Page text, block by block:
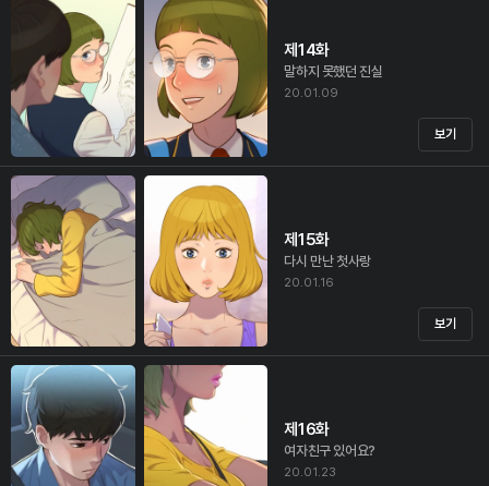
제14화
말하지 못했던 진실
20.01.09
보기
제15화
다시 만난 첫사랑
20.01.16
보기
제16화
여자친구 있어요?
20.01.23